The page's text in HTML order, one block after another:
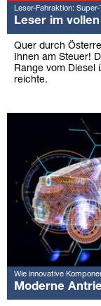
Leser-Fahraktion:
Leser im
Quer durch
Ihnen am Steuer!
Range vom Diesel
reichte.
Wie innovative
Moderne